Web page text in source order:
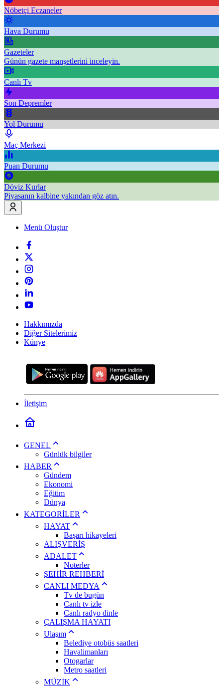
Nöbetçi Eczaneler
Hava Durumu
Gazeteler
Günün gazete manşetlerini inceleyin.
Canlı Tv
Son Depremler
Yol Durumu
Maç Merkezi
Puan Durumu
Döviz Kurlar
Piyasanın kalbine yakından göz atın.
Menü Oluştur
Hakkımızda
Diğer Sitelerimiz
Künye
İletişim
GENEL
Günlük bilgiler
HABER
Gündem
Ekonomi
Eğitim
Dünya
KATEGORİLER
HAYAT
Başarı hikayeleri
ALIŞVERİŞ
ADALET
Noterler
ŞEHİR REHBERİ
CANLI MEDYA
Tv de bugün
Canlı tv izle
Canlı radyo dinle
ÇALIŞMA HAYATI
Ulaşım
Belediye otobüs saatleri
Havalimanları
Otogarlar
Metro saatleri
MÜZİK